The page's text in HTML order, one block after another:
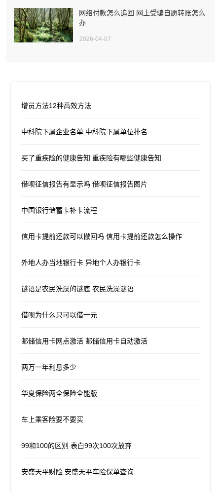
网络付款怎么追回 网上受骗自愿转账怎么
办
2026-04-07
增员方法12种高效方法
中科院下属企业名单 中科院下属单位排名
买了重疾险的健康告知 重疾险有哪些健康告知
借呗征信报告有显示吗 借呗征信报告图片
中国银行储蓄卡补卡流程
信用卡提前还款可以撤回吗 信用卡提前还款怎么操作
外地人办当地银行卡 异地个人办银行卡
谜语是农民洗澡的谜底 农民洗澡谜语
借呗为什么只可以借一元
邮储信用卡网点激活 邮储信用卡自动激活
两万一年利息多少
华夏保险两全保险全能版
车上乘客险要不要买
99和100的区别 表白99次100次放弃
安盛天平财险 安盛天平车险保单查询